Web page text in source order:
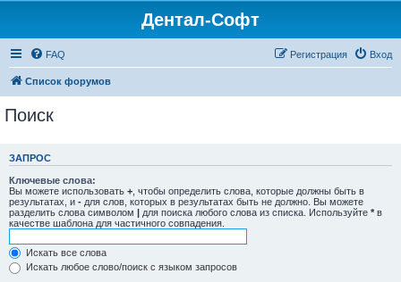
Дентал-Софт
FAQ Вход
Регистрация
Список форумов
Поиск
ЗАПРОС
Ключевые слова:
Вы можете использовать + , чтобы определить слова, которые должны быть в
результатах, и - для слов, которых в результатах быть не должно. Вы можете
разделить слова символом | для поиска любого слова из списка. Используйте * в
качестве шаблона для частичного совпадения.
Искать все слова
Искать любое слово/поиск с языком запросов